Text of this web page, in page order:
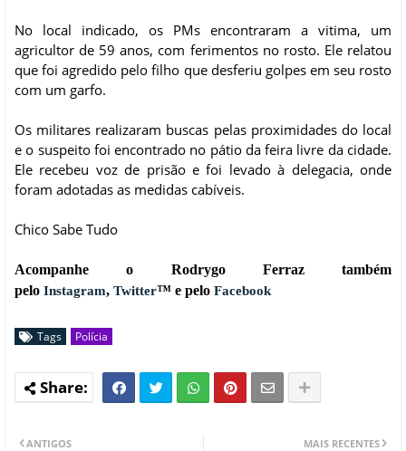
No local indicado, os PMs encontraram a vitima, um
agricultor de 59 anos, com ferimentos no rosto. Ele relatou
que foi agredido pelo filho que desferiu golpes em seu rosto
com um garfo.
Os militares realizaram buscas pelas proximidades do local
e o suspeito foi encontrado no pátio da feira livre da cidade.
Ele recebeu voz de prisão e foi levado à delegacia, onde
foram adotadas as medidas cabíveis.
Chico Sabe Tudo
Acompanhe o Rodrygo Ferraz também
pelo Instagram, Twitter™ e pelo Facebook
Tags Polícia
MAIS RECENTES
ANTIGOS